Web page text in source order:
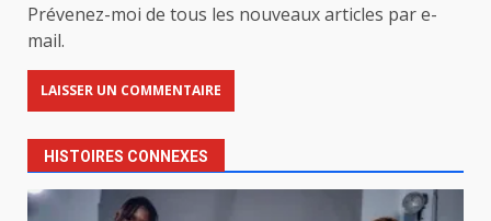
Prévenez-moi de tous les nouveaux articles par e-
mail.
HISTOIRES CONNEXES